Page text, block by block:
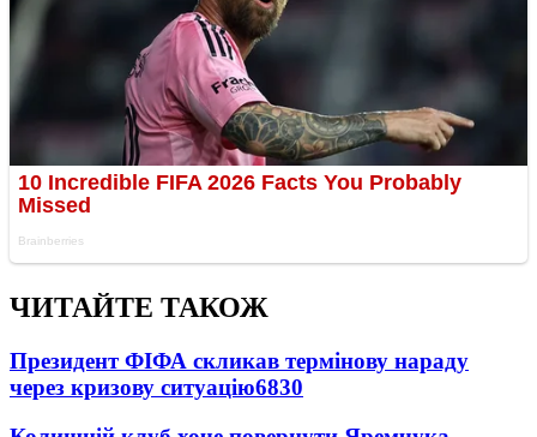
ЧИТАЙТЕ ТАКОЖ
Президент ФІФА скликав термінову нараду
через кризову ситуацію6830